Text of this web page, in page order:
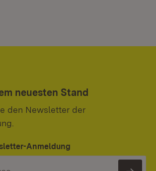
neuesten Stand
den Newsletter der
Anmeldung